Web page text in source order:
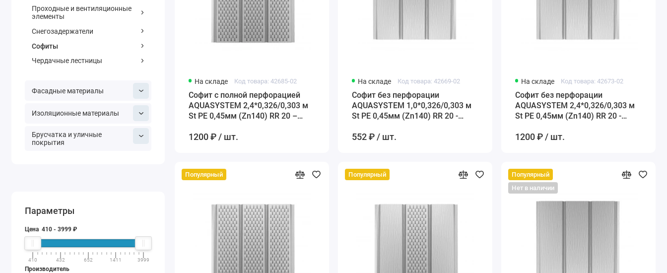
Проходные и вентиляционные
элементы
Снегозадержатели
Софиты
Чердачные лестницы
Фасадные материалы
Изоляционные материалы
Брусчатка и уличные
покрытия
Параметры
Цена410 -3999 ₽
410 432 652 1411 3999
Производитель
На складе Код товара: 42685-02
Софит с полной перфорацией
AQUASYSTEM 2,4*0,326/0,303 м
St PE 0,45мм (Zn140) RR 20 –
1200 ₽ / шт.
На складе Код товара: 42669-02
Софит без перфорации
AQUASYSTEM 1,0*0,326/0,303 м
St PE 0,45мм (Zn140) RR 20 -
552 ₽ / шт.
На складе Код товара: 42673-02
Софит без перфорации
AQUASYSTEM 2,4*0,326/0,303 м
St PE 0,45мм (Zn140) RR 20 -
1200 ₽ / шт.
Популярный Популярный
Популярный
Нет в наличии